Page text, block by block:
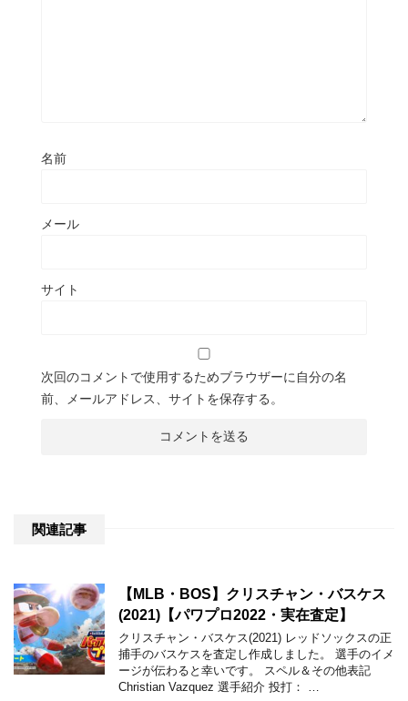
名前
メール
サイト
次回のコメントで使用するためブラウザーに自分の名
前、メールアドレス、サイトを保存する。
関連記事
【MLB・BOS】クリスチャン・バスケス
(2021)【パワプロ2022・実在査定】
クリスチャン・バスケス(2021) レッドソックスの正
捕手のバスケスを査定し作成しました。 選手のイメ
ージが伝わると幸いです。 スペル＆その他表記
Christian Vazquez 選手紹介 投打： …